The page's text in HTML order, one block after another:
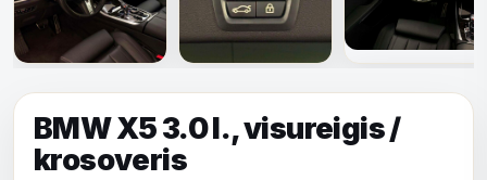
nuotraukas
BMW X5 3.0 l., visureigis /
krosoveris